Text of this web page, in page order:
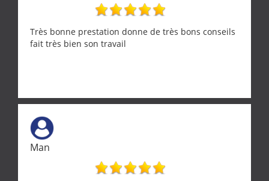
Très bonne prestation donne de très bons conseils
fait très bien son travail
Man